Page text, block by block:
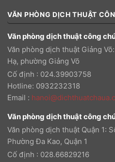
VĂN PHÒNG DỊCH THUẬT
Văn phòng dịch thuật công
Văn phòng dịch thuật Giảng
Hạ, phường Giảng Võ
Cố định : 024.39903758
Hotline: 0932232318
Email :
Văn phòng dịch thuật công
Văn phòng dịch thuật Quận 1:
Phường Đa Kao, Quận 1
Cố định : 028.66829216